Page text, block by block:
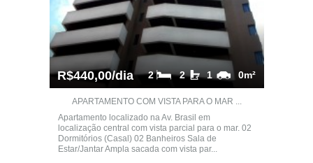
R$440,00/dia 0m²
1
2
2
APARTAMENTO COM VISTA PARA O MAR ...
Apartamento localizado na Av. Brasil em
localização central com vista parcial para o mar. 02
Dormitórios (Casal) 02 Banheiros Sala de
Estar/Jantar Ampla sacada com vista par...